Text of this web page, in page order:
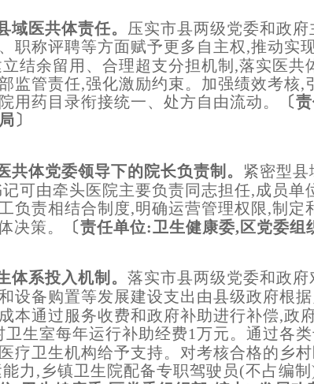
域医共体责任。 压实市县两级党委和政
职称评聘等方面赋予更多自主权,推动实
结余留用、合理超支分担机制,落实医
监管责任,强化激励约束。加强绩效考核,
用药目录衔接统一、处方自由流动。
〔
〕
共体党委领导下的院长负责制。 紧密型
可由牵头医院主要负责同志担任,成员
负责相结合制度,明确运营管理权限,制
决策。
〔责任单位:卫生健康委,区党委组
体系投入机制。落实市县两级党委和政
设备购置等发展建设支出由县级政府根
本通过服务收费和政府补助进行补偿,政
生室每年运行补助经费1万元。通过各
疗卫生机构给予支持。对考核合格的乡
力,乡镇卫生院配备专职驾驶员(不占编